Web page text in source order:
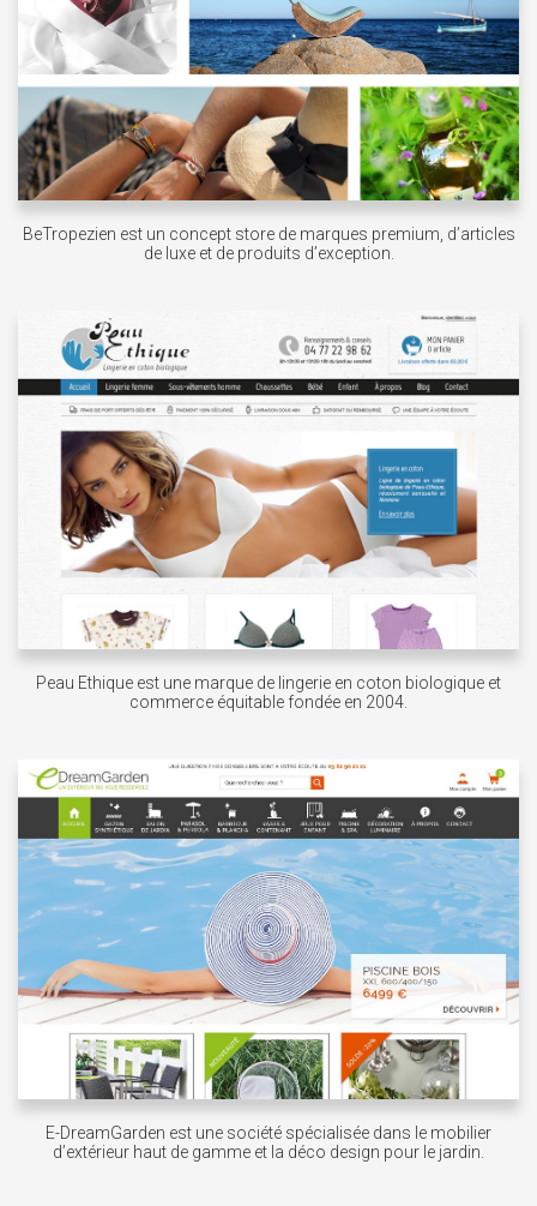
BeTropezien est un concept store de marques premium, d’articles
de luxe et de produits d’exception.
Peau Ethique est une marque de lingerie en coton biologique et
commerce équitable fondée en 2004.
E-DreamGarden est une société spécialisée dans le mobilier
d’extérieur haut de gamme et la déco design pour le jardin.